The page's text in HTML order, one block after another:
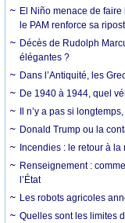
El Niño menace de
le PAM renforce sa
Décès de Rudolph
élégantes ?
Dans l’Antiquité, les
De 1940 à 1944, quel
Il n’y a pas si
Donald Trump ou la
Incendies : le retour à
Renseignement :
l’État
Les robots agricoles
Quelles sont les limites